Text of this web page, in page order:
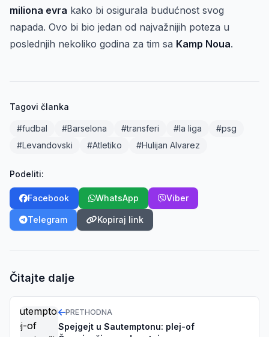
miliona evra kako bi osigurala budućnost svog
napada. Ovo bi bio jedan od najvažnijih poteza u
poslednjih nekoliko godina za tim sa Kamp Noua.
Tagovi članka
#fudbal #Barselona #transferi #la liga
#psg
#Levandovski
#Atletiko #Hulijan Alvarez
Podeliti:
Facebook WhatsApp Viber
Telegram Kopiraj link
Čitajte dalje
PRETHODNA
Spejgejt u Sautemptonu: plej-of